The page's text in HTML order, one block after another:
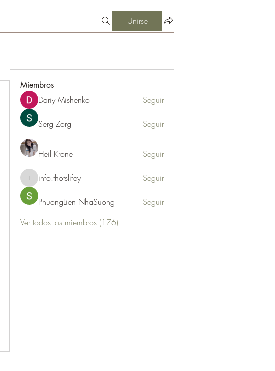
Unirse
Miembros
Dariy Mishenko Seguir
Serg Zorg Seguir
Heil Krone Seguir
info.thotslifey
info.thotslifey Seguir
PhuongLien NhaSuong
Seguir
Ver todos los miembros (176)